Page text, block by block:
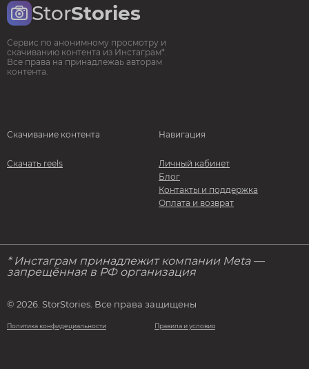
StorStories
Сервис по анонимному просмотру и
скачиванию контента из Инстаграм*.
Все права на принадлежаь авторам
контента.
Скачивание контента
Скачать reels
Навигация
Личный кабинет
Блог
Контакты и поддержка
Оплата и возврат
* Инстаграм принадлежит компании Meta —
запрещённая в РФ организация
© 2026. StorStories. Все права защищены
Политика конфидециальности Правила и условия